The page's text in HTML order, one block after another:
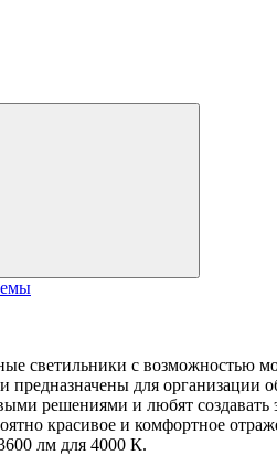
светильники с возможностью
для организации
решениями и любят
красивое и комфортное
лм для 4000 К.